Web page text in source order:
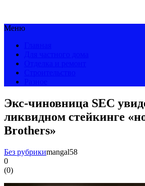
Меню
Экс-чиновница SEC
ликвидном стейкинге
Brothers»
Без рубрикиmangal58
0
(0)